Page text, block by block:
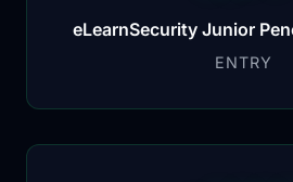
eLearnSecurity Junior
ENTRY